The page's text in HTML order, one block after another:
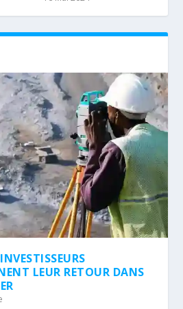
LEUR RETOUR DANS